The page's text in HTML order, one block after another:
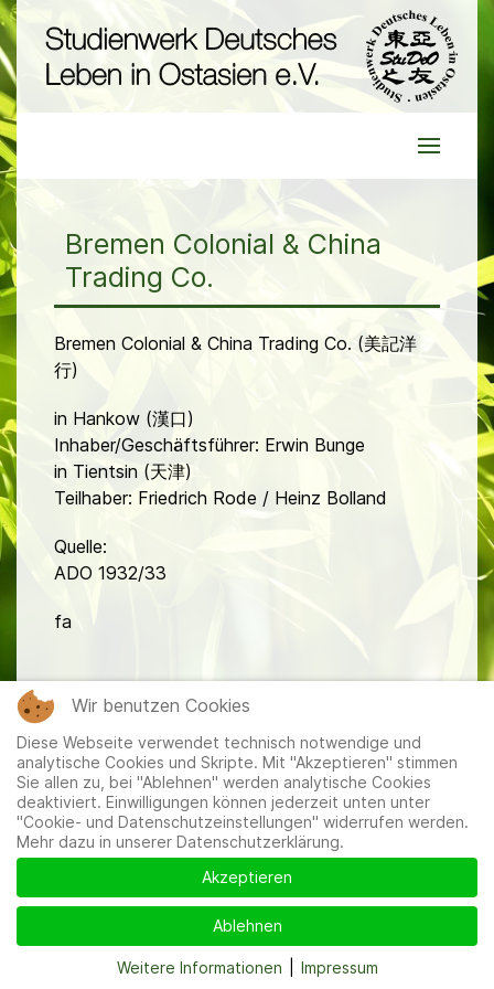
Bremen Colonial & China
Trading Co.
Bremen Colonial & China Trading Co. (美記洋
行)
in Hankow (漢口)
Inhaber/Geschäftsführer: Erwin Bunge
in Tientsin (天津)
Teilhaber: Friedrich Rode / Heinz Bolland
Quelle:
ADO 1932/33
fa
Mitglieder|Impressum|Datenschutzerklärung |Cookie-
und Datenschutzeinstellungen
Wir benutzen Cookies
Diese Webseite verwendet technisch notwendige und
analytische Cookies und Skripte. Mit "Akzeptieren" stimmen
Sie allen zu, bei "Ablehnen" werden analytische Cookies
deaktiviert. Einwilligungen können jederzeit unten unter
"Cookie- und Datenschutzeinstellungen" widerrufen werden.
Mehr dazu in unserer Datenschutzerklärung.
Akzeptieren
Ablehnen
Weitere Informationen Impressum